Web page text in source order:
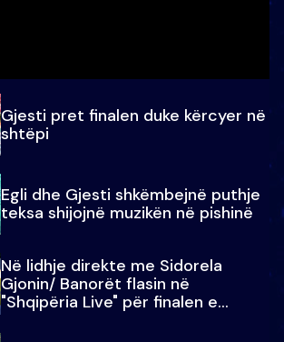
Gjesti pret finalen duke kërcyer në
shtëpi
Egli dhe Gjesti shkëmbejnë puthje
teksa shijojnë muzikën në pishinë
Në lidhje direkte me Sidorela
Gjonin/ Banorët flasin në
"Shqipëria Live" për finalen e